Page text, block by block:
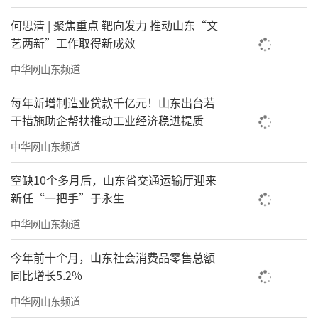
何思清 | 聚焦重点 靶向发力 推动山东“文
艺两新”工作取得新成效
中华网山东频道
每年新增制造业贷款千亿元！山东出台若
干措施助企帮扶推动工业经济稳进提质
中华网山东频道
空缺10个多月后，山东省交通运输厅迎来
新任“一把手”于永生
中华网山东频道
今年前十个月，山东社会消费品零售总额
同比增长5.2%
中华网山东频道